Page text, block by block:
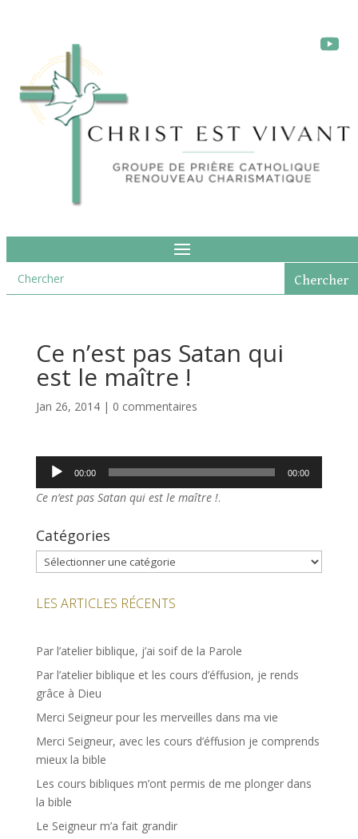
Ce n’est pas Satan qui
est le maître !
Jan 26, 2014| 0 commentaires
Lecteur
00:00 00:00
Ce n’est pas Satan qui est le maître !.
Catégories
Catégories
LES ARTICLES RÉCENTS
Par l’atelier biblique, j’ai soif de la Parole
Par l’atelier biblique et les cours d’éffusion, je rends
grâce à Dieu
Merci Seigneur pour les merveilles dans ma vie
Merci Seigneur, avec les cours d’éffusion je comprends
mieux la bible
Les cours bibliques m’ont permis de me plonger dans
la bible
Le Seigneur m’a fait grandir